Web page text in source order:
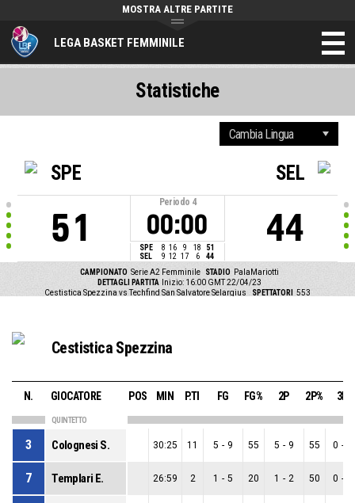
LEGA BASKET FEMMINILE
MOSTRA ALTRE PARTITE
SPE
51
Periodo 4
00:00
SPE 8 16 9 18
51
SEL
9 12 17 6 44
SEL
44
CAMPIONATO Serie A2 Femminile STADIO
PalaMariotti
DETTAGLI PARTITA
Inizio: 16:00 GMT 22/04/23
Cestistica Spezzina vs Techfind San Salvatore Selargius
SPETTATORI 553
Statistiche
Cestistica Spezzina
N. GIOCATORE POS MIN P.TI FG FG% 2P 2P% 3P
QUINTETTO
3 Colognesi S. 30:25 11 5 - 9 55 5 - 9 55 0 -
7 Templari E. 26:59 2 1 - 5 20 1 - 2 50 0 -